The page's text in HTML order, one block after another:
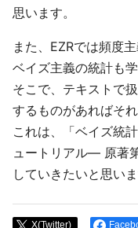
思います。
また、EZRでは頻度
ベイズ主義の統計も
そこで、テキストで
するものがあればそ
これは、「ベイズ統
ュートリアル― 原著
していきたいと思いま
X(Twitter)